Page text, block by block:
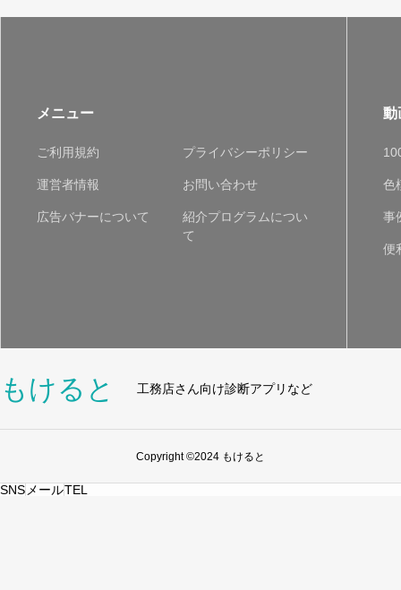
メニュー
ご利用規約 プライバシーポリシー
運営者情報 お問い合わせ
広告バナーについて
紹介プログラムについ
て
動
色
事
便
もけると 工務店さん向け診断アプリなど
Copyright ©2024 もけると
SNS メールTEL